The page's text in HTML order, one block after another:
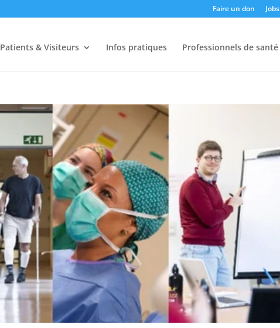
Faire un don Jobs
Patients & Visiteurs Infos pratiques Professionnels de santé